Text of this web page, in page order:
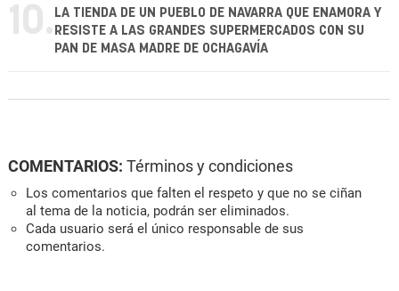
10. LA TIENDA DE UN PUEBLO DE NAVARRA QUE ENAMORA Y
RESISTE A LAS GRANDES SUPERMERCADOS CON SU
PAN DE MASA MADRE DE OCHAGAVÍA
COMENTARIOS: Términos y condiciones
Los comentarios que falten el respeto y que no se ciñan
al tema de la noticia, podrán ser eliminados.
Cada usuario será el único responsable de sus
comentarios.